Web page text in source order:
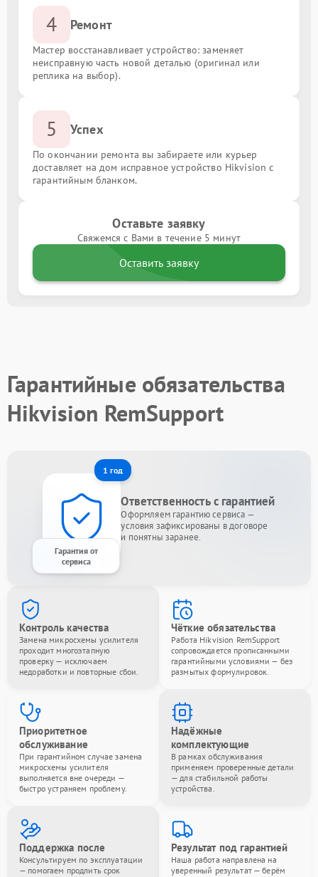
4 Ремонт
Мастер восстанавливает устройство: заменяет
неисправную часть новой деталью (оригинал или
реплика на выбор).
5 Успех
По окончании ремонта вы забираете или курьер
доставляет на дом исправное устройство Hikvision с
гарантийным бланком.
Оставьте заявку
Свяжемся с Вами в течение 5 минут
Оставить заявку
Гарантийные обязательства
Hikvision RemSupport
1 год
Гарантия от
сервиса
Ответственность с гарантией
Оформляем гарантию сервиса —
условия зафиксированы в договоре
и понятны заранее.
Контроль качества
Замена микросхемы усилителя
проходит многоэтапную
проверку — исключаем
недоработки и повторные сбои.
Чёткие обязательства
Работа Hikvision RemSupport
сопровождается прописанными
гарантийными условиями — без
размытых формулировок.
Приоритетное
обслуживание
При гарантийном случае замена
микросхемы усилителя
выполняется вне очереди —
быстро устраняем проблему.
Надёжные
комплектующие
В рамках обслуживания
применяем проверенные детали
— для стабильной работы
устройства.
Поддержка после
Консультируем по эксплуатации
— помогаем продлить срок
Результат под гарантией
Наша работа направлена на
уверенный результат — берём